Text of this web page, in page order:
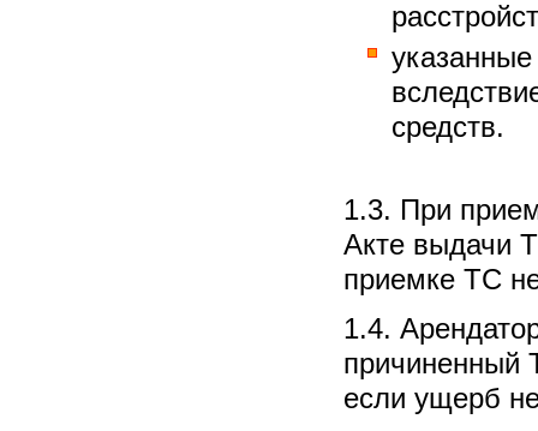
средств.
1.3. При
Акте выдачи
приемке ТС
1.4.
причиненный
если ущерб